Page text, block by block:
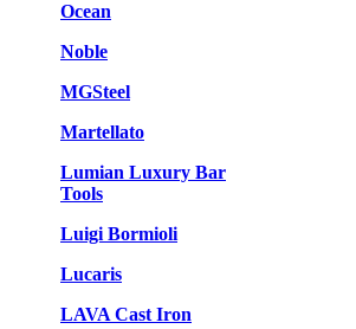
Ocean
Noble
MGSteel
Martellato
Lumian Luxury Bar
Tools
Luigi Bormioli
Lucaris
LAVA Cast Iron